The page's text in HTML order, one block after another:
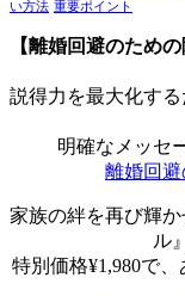
い方法 重要ポイント
【離婚回避のため
説得力を最大化す
明確なメッセ
離婚回
家族の絆を再び輝
ル
特別価格¥1,980で